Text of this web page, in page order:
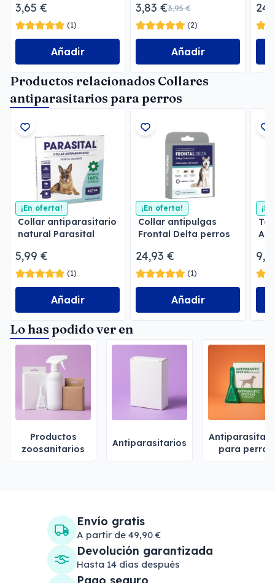
3,65 €
(1)
Añadir
3,83 €3,95 €
(2)
Añadir
Productos relacionados Collares
antiparasitarios para perros
¡En oferta!
Collar antiparasitario
natural Parasital
5,99 €
(1)
Añadir
¡En oferta!
Collar antipulgas
Frontal Delta perros
24,93 €
(1)
Añadir
Lo has podido ver en
Productos
zoosanitarios
Antiparasitarios
para perros
Envío gratis
A partir de 49,90 €
Devolución garantizada
Hasta 14 días después